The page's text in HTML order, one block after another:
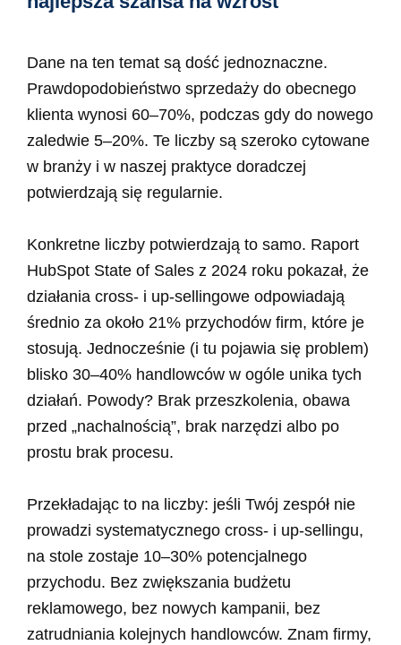
Dane na ten temat są dość jednoznaczne.
Prawdopodobieństwo sprzedaży do obecnego
klienta wynosi 60–70%, podczas gdy do nowego
zaledwie 5–20%. Te liczby są szeroko cytowane
w branży i w naszej praktyce doradczej
potwierdzają się regularnie.
Konkretne liczby potwierdzają to samo. Raport
HubSpot State of Sales z 2024 roku pokazał, że
działania cross- i up-sellingowe odpowiadają
średnio za około 21% przychodów firm, które je
stosują. Jednocześnie (i tu pojawia się problem)
blisko 30–40% handlowców w ogóle unika tych
działań. Powody? Brak przeszkolenia, obawa
przed „nachalnością”, brak narzędzi albo po
prostu brak procesu.
Przekładając to na liczby: jeśli Twój zespół nie
prowadzi systematycznego cross- i up-sellingu,
na stole zostaje 10–30% potencjalnego
przychodu. Bez zwiększania budżetu
reklamowego, bez nowych kampanii, bez
zatrudniania kolejnych handlowców. Znam firmy,